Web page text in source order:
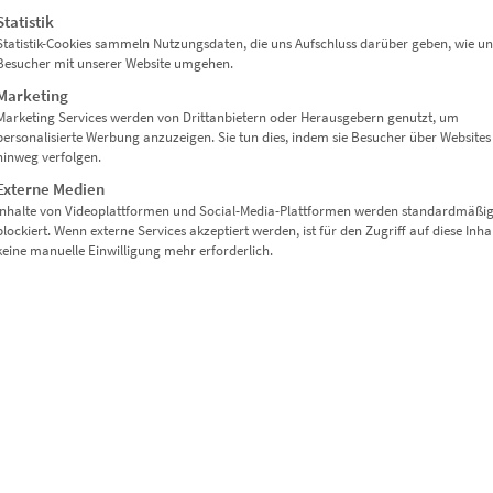
einer erweiterten Lizenz wählen. Die einmalige Lizenz
für ein weiteres Projekt bedarf einer erneuten Lizensierung.
die von der Nutzung nicht ausgeschlossen sind, zu
nicht.
eingetragene Unternehmen, bzw. auf die im
ist nicht gestattet, sofern sie nicht der im Geschäftszweck
Fotograf über die Weitergabe schriftlich zu unterrichten und
Fotografen über den neuen Namen, die Gesellschaftsform
neue Unternehmen übergehen kann.
Shop auswählbaren Nutzungsarten zulässig. Nicht
wie z.B. (Lein-)Wandbilder, Postkarten, Tassen, T-Shirts,
Cookies sammeln Nutzungsdaten, die uns Aufschluss darüber geben, wie
mit unserer Website umgehen.
Services werden von Drittanbietern oder Herausgebern genutzt, um
Werbung anzuzeigen. Sie tun dies, indem sie Besucher über Websites
verfolgen.
Medien
von Videoplattformen und Social-Media-Plattformen werden standardmäßig
Wenn externe Services akzeptiert werden, ist für den Zugriff auf diese
manuelle Einwilligung mehr erforderlich.